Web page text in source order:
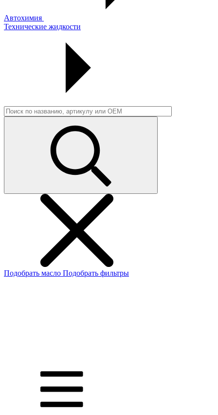
Автохимия
Технические жидкости
Подобрать масло Подобрать фильтры